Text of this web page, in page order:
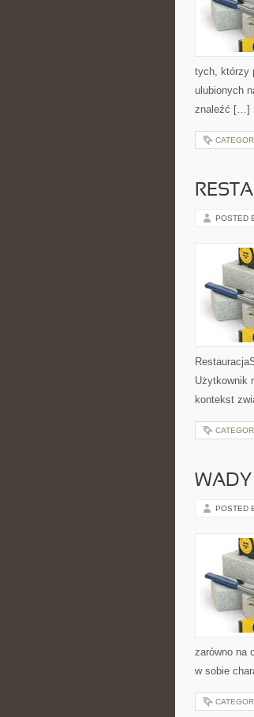
tych, którzy
ulubionych
znaleźć […]
POSTED
Użytkownik
kontekst
WADY
POSTED
zarówno na
w sobie